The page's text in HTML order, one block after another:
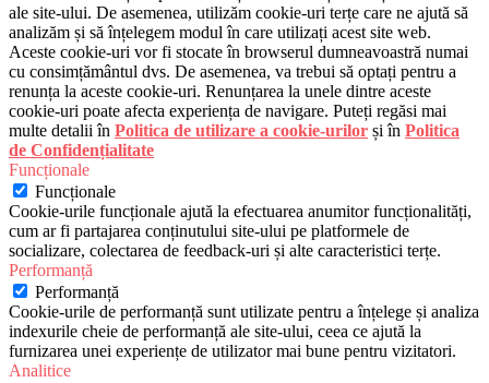
ale site-ului. De asemenea, utilizăm cookie-uri terțe care ne ajută să
analizăm și să înțelegem modul în care utilizați acest site web.
Aceste cookie-uri vor fi stocate în browserul dumneavoastră numai
cu consimțământul dvs. De asemenea, va trebui să optați pentru a
renunța la aceste cookie-uri. Renunțarea la unele dintre aceste
cookie-uri poate afecta experiența de navigare. Puteți regăsi mai
multe detalii în Politica de utilizare a cookie-urilor și în Politica
de Confidențialitate
Funcționale
Funcționale
Cookie-urile funcționale ajută la efectuarea anumitor funcționalități,
cum ar fi partajarea conținutului site-ului pe platformele de
socializare, colectarea de feedback-uri și alte caracteristici terțe.
Performanță
Performanță
Cookie-urile de performanță sunt utilizate pentru a înțelege și analiza
indexurile cheie de performanță ale site-ului, ceea ce ajută la
furnizarea unei experiențe de utilizator mai bune pentru vizitatori.
Analitice